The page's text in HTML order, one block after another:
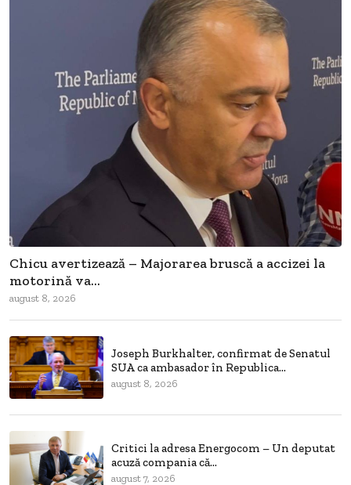
Chicu avertizează – Majorarea bruscă a accizei la
motorină va...
august 8, 2026
Joseph Burkhalter, confirmat de Senatul
SUA ca ambasador în Republica...
august 8, 2026
Critici la adresa Energocom – Un deputat
acuză compania că...
august 7, 2026